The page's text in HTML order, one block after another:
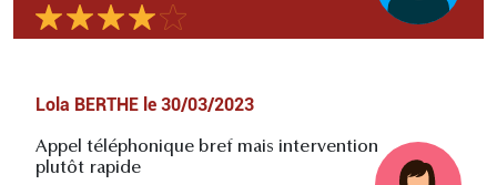
Lola BERTHE le 30/03/2023
Appel téléphonique bref mais intervention
plutôt rapide